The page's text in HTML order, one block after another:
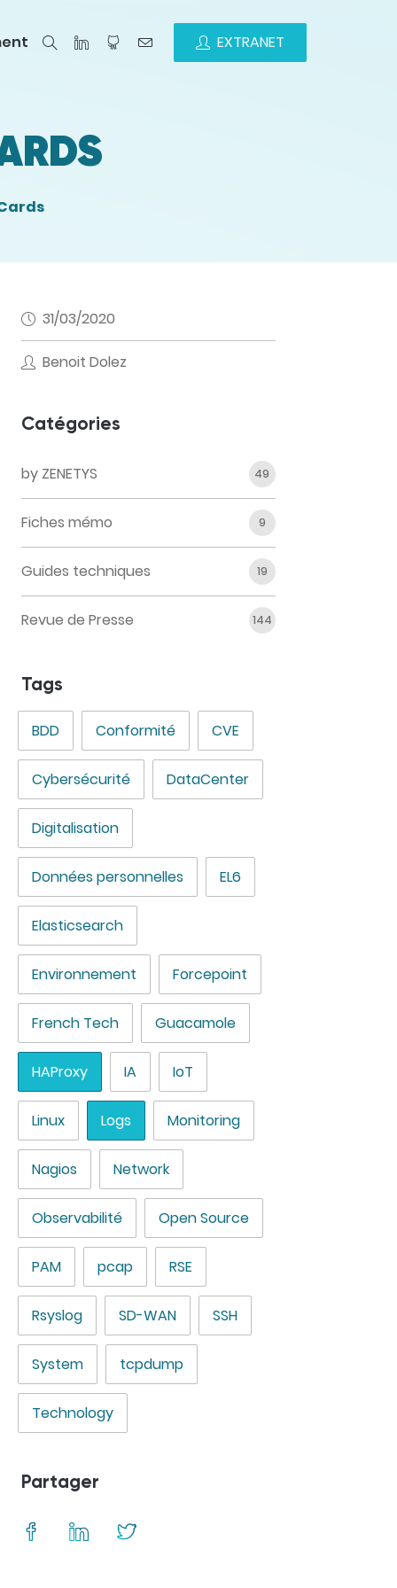
EXTRANET
31/03/2020
Benoit Dolez
Catégories
by ZENETYS 49
Fiches mémo 9
Guides techniques 19
Revue de Presse 144
Tags
BDD Conformité CVE
Cybersécurité DataCenter
Digitalisation
Données personnelles EL6
Elasticsearch
Environnement Forcepoint
French Tech Guacamole
HAProxy IA IoT
Linux Logs Monitoring
Nagios Network
Observabilité Open Source
PAM pcap RSE
Rsyslog SD-WAN SSH
System tcpdump
Technology
Partager